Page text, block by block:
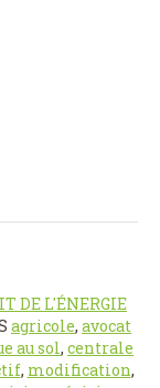
DE L'ÉNERGIE
agricole, avocat
au sol, centrale
, modification,